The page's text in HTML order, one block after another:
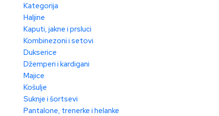
Kategorija
Haljine
Kaputi, jakne i prsluci
Kombinezoni i setovi
Dukserice
Džemperi i kardigani
Majice
Košulje
Suknje i šortsevi
Pantalone, trenerke i helanke